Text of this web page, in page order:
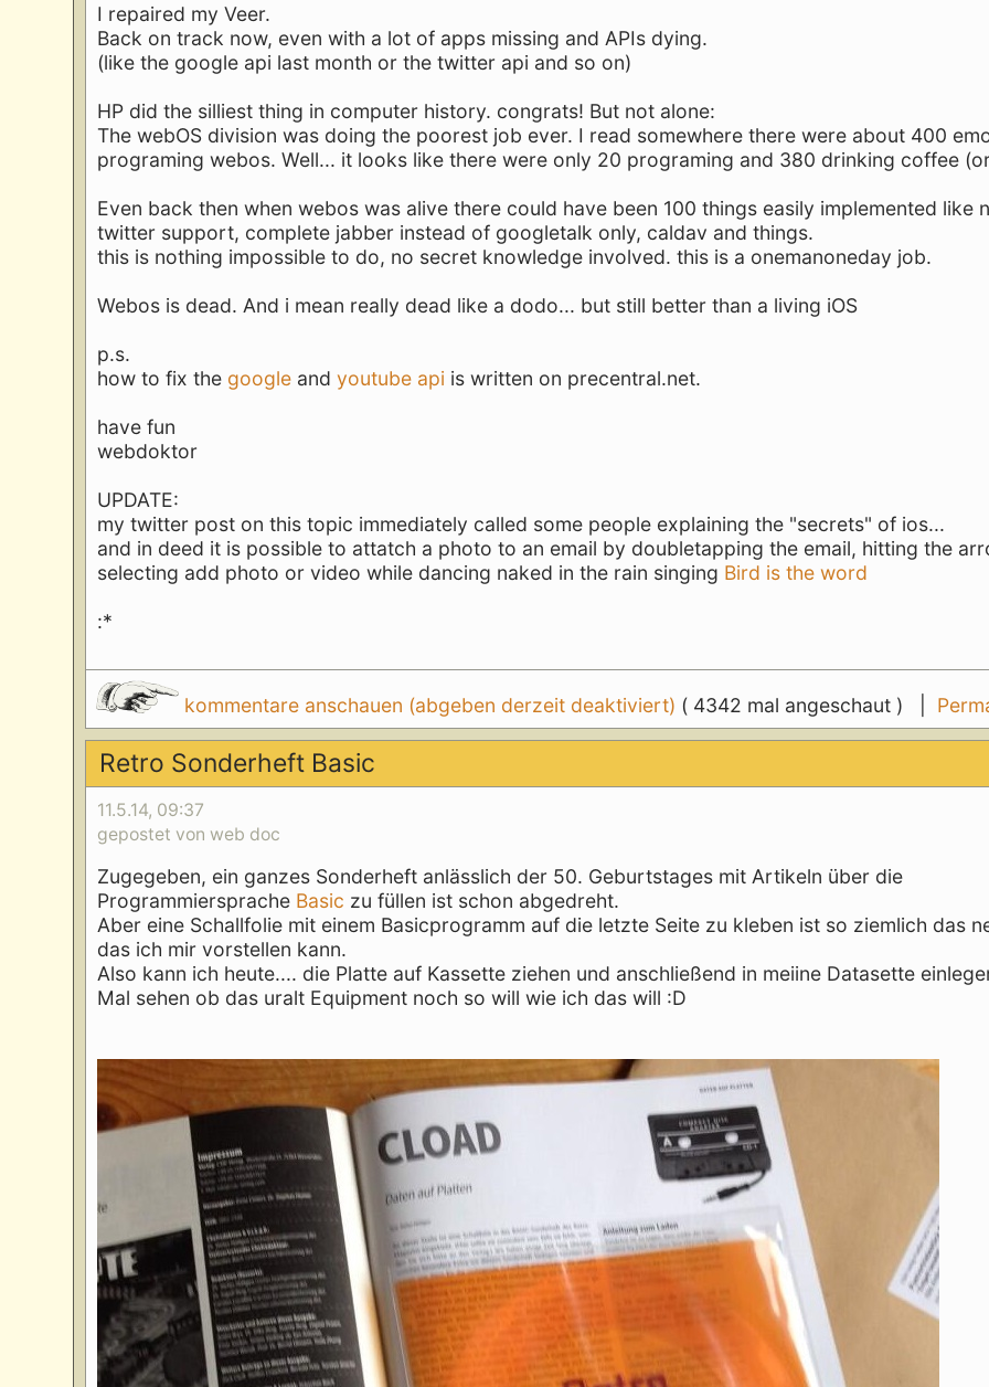
I repaired my Veer.
Back on track now, even with a lot of apps missing and APIs dying.
(like the google api last month or the twitter api and so on)
HP did the silliest thing in computer history. congrats! But not alone:
The webOS division was doing the poorest job ever. I read somewhere there were about 400
programing webos. Well... it looks like there were only 20 programing and 380 drinking coffee
Even back then when webos was alive there could have been 100 things easily implemented like
twitter support, complete jabber instead of googletalk only, caldav and things.
this is nothing impossible to do, no secret knowledge involved. this is a onemanoneday job.
Webos is dead. And i mean really dead like a dodo... but still better than a living iOS
p.s.
how to fix the google andyoutube api is written on precentral.net.
have fun
webdoktor
UPDATE:
my twitter post on this topic immediately called some people explaining the "secrets" of ios...
and in deed it is possible to attatch a photo to an email by doubletapping the email, hitting the
selecting add photo or video while dancing naked in the rain singing Bird is the word
:*
kommentare anschauen (abgeben derzeit deaktiviert) ( 4342 mal angeschaut ) |
Retro Sonderheft Basic
11.5.14, 09:37
gepostet von web doc
Zugegeben, ein ganzes Sonderheft anlässlich der 50. Geburtstages mit Artikeln über die
Programmiersprache Basic zu füllen ist schon abgedreht.
Aber eine Schallfolie mit einem Basicprogramm auf die letzte Seite zu kleben ist so ziemlich das
das ich mir vorstellen kann.
Also kann ich heute.... die Platte auf Kassette ziehen und anschließend in meiine Datasette
Mal sehen ob das uralt Equipment noch so will wie ich das will :D